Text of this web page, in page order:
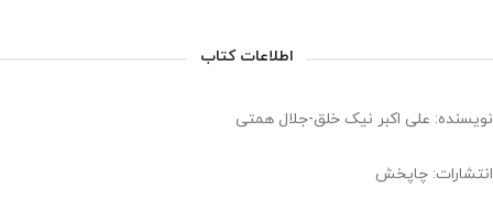
اطلاعات کتاب
نویسنده: علی اکبر نیک خلق-جلال همتی
انتشارات: چاپخش